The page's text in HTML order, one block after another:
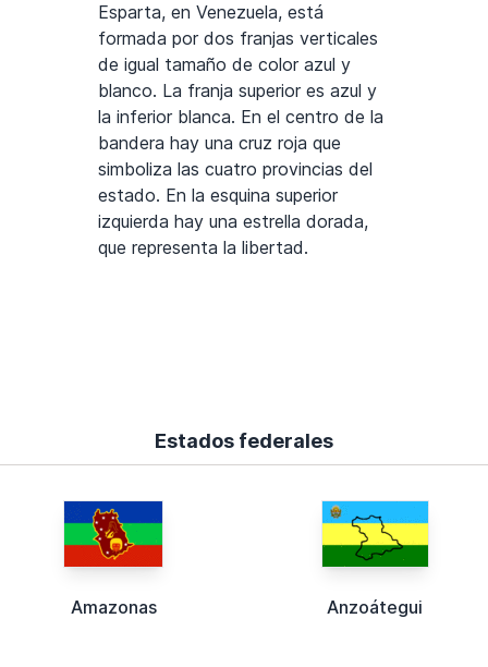
Esparta, en Venezuela, está
formada por dos franjas verticales
de igual tamaño de color azul y
blanco. La franja superior es azul y
la inferior blanca. En el centro de la
bandera hay una cruz roja que
simboliza las cuatro provincias del
estado. En la esquina superior
izquierda hay una estrella dorada,
que representa la libertad.
Estados federales
Amazonas Anzoátegui